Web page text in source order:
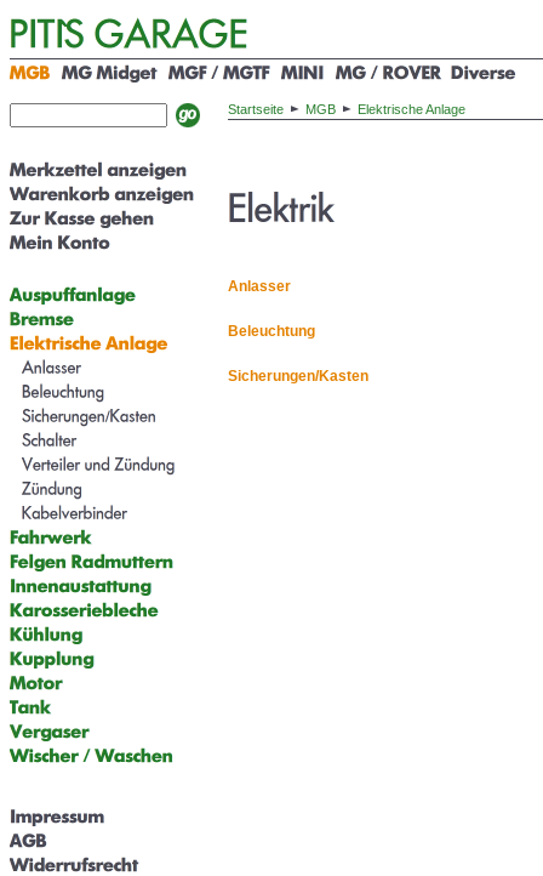
Startseite MGB Elektrische Anlage
Anlasser
Beleuchtung
Sicherungen/Kasten